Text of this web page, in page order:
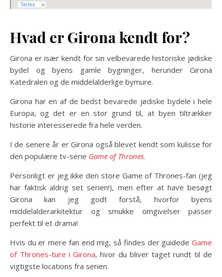
Hvad er Girona kendt for?
Girona er især kendt for sin velbevarede historiske jødiske
bydel og byens gamle bygninger, herunder Girona
Katedralen og de middelalderlige bymure.
Girona har en af de bedst bevarede jødiske bydele i hele
Europa, og det er en stor grund til, at byen tiltrækker
historie interesserede fra hele verden.
I de senere år er Girona også blevet kendt som kulisse for
den populære tv-serie Game of Thrones.
Personligt er jeg ikke den store Game of Thrones-fan (jeg
har faktisk aldrig set serien!), men efter at have besøgt
Girona kan jeg godt forstå, hvorfor byens
middelalderarkitektur og smukke omgivelser passer
perfekt til et drama!
Hvis du er mere fan end mig, så findes der guidede Game
of Thrones-ture i Girona, hvor du bliver taget rundt til de
vigtigste locations fra serien.